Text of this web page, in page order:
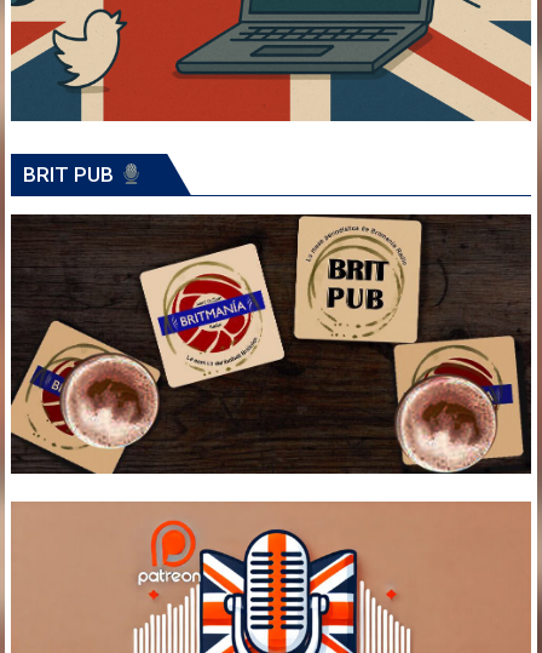
BRIT PUB